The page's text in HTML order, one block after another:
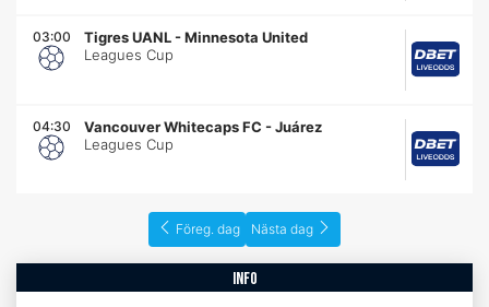
03:00 Tigres UANL -Minnesota United
Leagues Cup
04:30 Vancouver Whitecaps FC -Juárez
Leagues Cup
Föreg. dag Nästa dag
info